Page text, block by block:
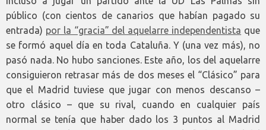
público (con cientos de canarios que habían pagado su
entrada) por la “gracia” del aquelarre independentista que
se formó aquel día en toda Cataluña. Y (una vez más), no
pasó nada. No hubo sanciones. Este año, los del aquelarre
consiguieron retrasar más de dos meses el “Clásico” para
que el Madrid tuviese que jugar con menos descanso –
otro clásico – que su rival, cuando en cualquier país
normal se tenía que haber dado los 3 puntos al Madrid